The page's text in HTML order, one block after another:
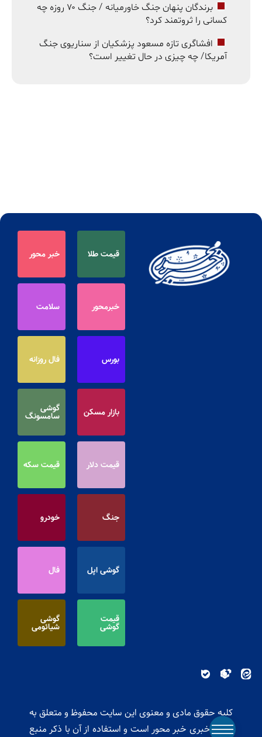
برندگان پنهان جنگ خاورمیانه / جنگ ۷۰ روزه چه
کسانی را ثروتمند کرد؟
افشاگری تازه مسعود پزشکیان از سناریوی جنگ
آمریکا/ چه چیزی در حال تغییر است؟
قیمت طلا خبر محور
خبرمحور سلامت
بورس فال روزانه
بازار مسکن گوشی
سامسونگ
قیمت دلار قیمت سکه
جنگ خودرو
گوشی اپل فال
قیمت
گوشی
گوشی
شیائومی
کلیه حقوق مادی و معنوی این سایت محفوظ و متعلق به
پایگاه خبری خبر محور است و استفاده از آن با ذکر منبع